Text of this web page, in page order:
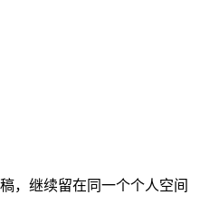
，继续留在同一个个人空间